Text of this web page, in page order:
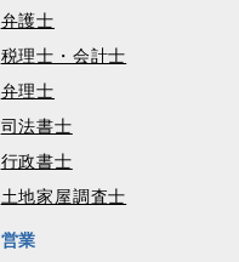
弁護士
税理士・会計士
弁理士
司法書士
行政書士
土地家屋調査士
営業